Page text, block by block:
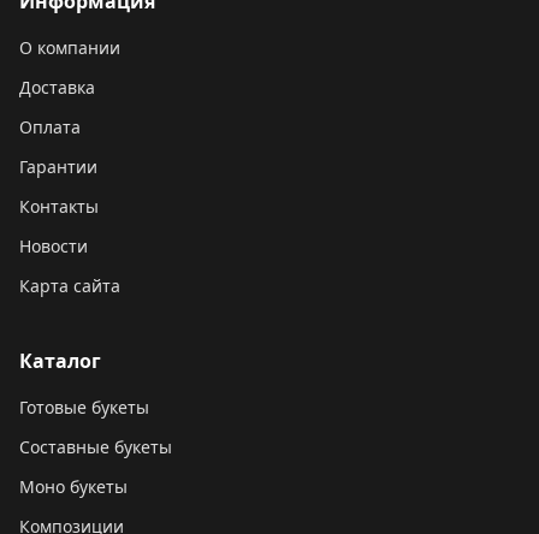
О компании
Доставка
Оплата
Гарантии
Контакты
Новости
Карта сайта
Каталог
Готовые букеты
Составные букеты
Моно букеты
Композиции